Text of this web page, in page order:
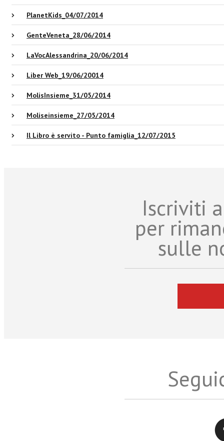
PlanetKids_04/07/2014
GenteVeneta_28/06/2014
LaVocAlessandrina_20/06/2014
Liber Web_19/06/20014
MolisInsieme_31/05/2014
Moliseinsieme_27/05/2014
Il Libro è servito - Punto famiglia_12/07/2015
Iscriviti
per
sulle